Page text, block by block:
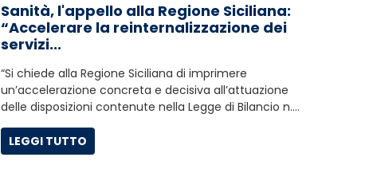
Sanità, l'appello alla Regione Siciliana:
“Accelerare la reinternalizzazione dei
servizi...
“Si chiede alla Regione Siciliana di imprimere
un’accelerazione concreta e decisiva all’attuazione
delle disposizioni contenute nella Legge di Bilancio n.…
LEGGI TUTTO